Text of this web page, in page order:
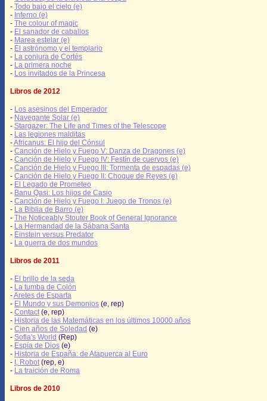
- Todo bajo el cielo (e)
- Inferno (e)
- The colour of magic
- El sanador de caballos
- Marea estelar (e)
- El astrónomo y el templario
- La conjura de Cortés
- La primera noche
- Los invitados de la Princesa
Libros de 2012
- Los asesinos del Emperador
- Navegante Solar (e)
- Stargazer: The Life and Times of the Telescope
- Las legiones malditas
-Africanus: El hijo del Cónsul
- Canción de Hielo y Fuego V: Danza de Dragones (e)
- Canción de Hielo y Fuego IV: Festín de cuervos (e)
- Canción de Hielo y Fuego III: Tormenta de espadas (e)
- Canción de Hielo y Fuego II: Choque de Reyes (e)
- El Legado de Prometeo
- Banu Qasi: Los hijos de Casio
- Canción de Hielo y Fuego I: Juego de Tronos (e)
- La Biblia de Barro (e)
- The Noticeably Stouter Book of General Ignorance
- La Hermandad de la Sábana Santa
- Einstein versus Predator
- La guerra de dos mundos
Libros de 2011
- El brillo de la seda
- La tumba de Colón
-Aretes de Esparta
- El Mundo y sus Demonios (e, rep)
- Contact (e, rep)
- Historia de las Matemáticas en los últimos 10000 años
- Cien años de Soledad (e)
- Sofia's World (Rep)
- Espía de Dios (e)
- Historia de España: de Atapuerca al Euro
- I, Robot (rep, e)
- La traición de Roma
Libros de 2010